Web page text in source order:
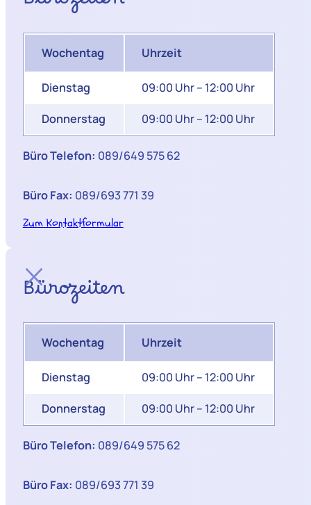
Wochentag Uhrzeit
Dienstag 09:00 Uhr – 12:00 Uhr
Donnerstag 09:00 Uhr – 12:00 Uhr
Büro Telefon: 089/649 575 62
Büro Fax: 089/693 771 39
Zum Kontaktformular
Bürozeiten
Wochentag Uhrzeit
Dienstag 09:00 Uhr – 12:00 Uhr
Donnerstag 09:00 Uhr – 12:00 Uhr
Büro Telefon: 089/649 575 62
Büro Fax: 089/693 771 39